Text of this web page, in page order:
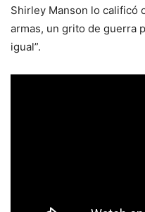
Shirley Manson lo calificó
armas, un grito de guerra
igual”.